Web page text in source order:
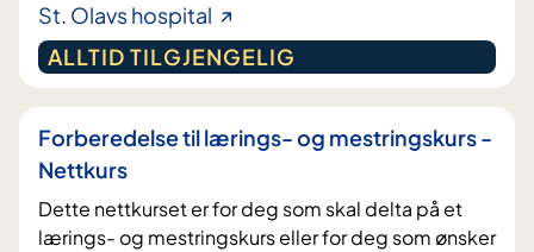
St. Olavs hospital
ALLTID TILGJENGELIG
Forberedelse til lærings- og mestringskurs -
Nettkurs
Dette nettkurset er for deg som skal delta på et
lærings- og mestringskurs eller for deg som ønsker